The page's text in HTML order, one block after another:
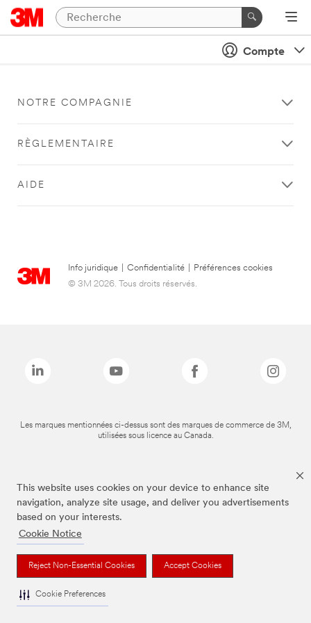
This website uses cookies on your device to enhance site
navigation, analyze site usage, and deliver you advertisements
based on your interests.
Cookie Notice
Reject Non-Essential Cookies Accept Cookies
Cookie Preferences
Compte
NOTRE COMPAGNIE
RÈGLEMENTAIRE
AIDE
Info juridique Confidentialité
Préférences cookies
© 3M 2026. Tous droits réservés.
Les marques mentionnées ci-dessus sont des marques de commerce de 3M,
utilisées sous licence au Canada.